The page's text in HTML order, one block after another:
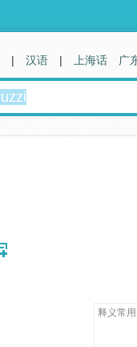
释义常
| 汉语 | 上海话 广